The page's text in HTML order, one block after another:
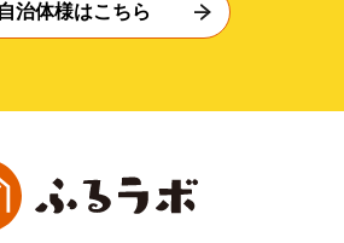
自治体様はこちら